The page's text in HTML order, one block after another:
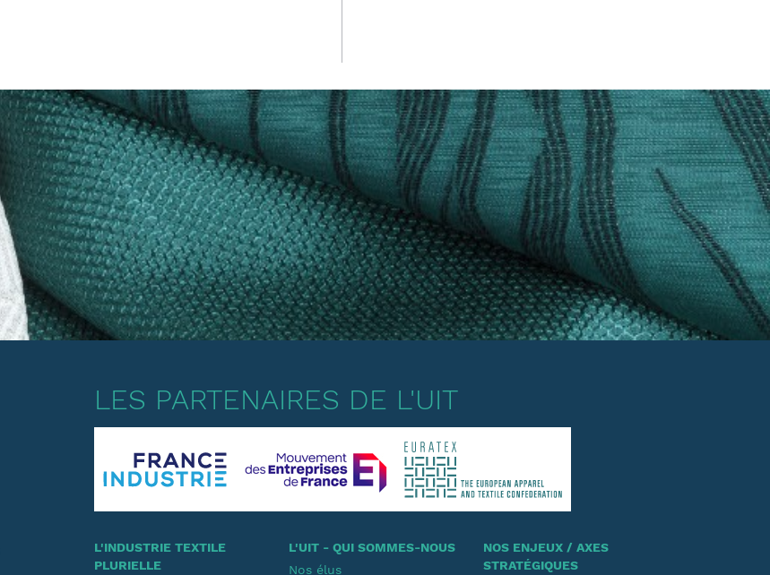
LES PARTENAIRES DE L'UIT
L'INDUSTRIE TEXTILE
PLURIELLE
L'UIT - QUI SOMMES-NOUS
Nos élus
NOS ENJEUX / AXES
STRATÉGIQUES